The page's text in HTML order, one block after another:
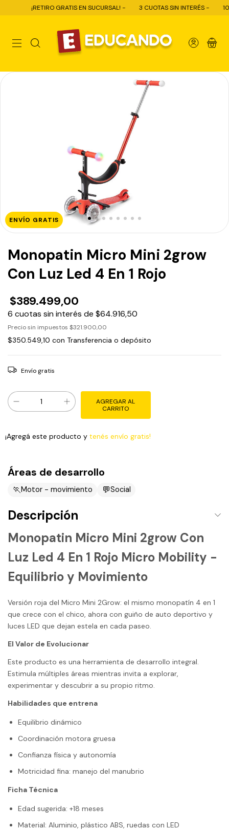
¡RETIRO GRATIS EN SUCURSAL! - 3 CUOTAS SIN INTERÉS - 10%
0
ENVÍO GRATIS
Monopatin Micro Mini 2grow
Con Luz Led 4 En 1 Rojo
$389.499,00
6 cuotas sin interés de $64.916,50
Precio sin impuestos $321.900,00
$350.549,10 con Transferencia o depósito
Envío gratis
¡Agregá este producto y tenés envío gratis!
Áreas de desarrollo
🏃Motor - movimiento 💬Social
Descripción
Monopatin Micro Mini 2grow Con
Luz Led 4 En 1 Rojo Micro Mobility -
Equilibrio y Movimiento
Versión roja del Micro Mini 2Grow: el mismo monopatín 4 en 1
que crece con el chico, ahora con guiño de auto deportivo y
luces LED que dejan estela en cada paseo.
El Valor de Evolucionar
Este producto es una herramienta de desarrollo integral.
Estimula múltiples áreas mientras invita a explorar,
experimentar y descubrir a su propio ritmo.
Habilidades que entrena
Equilibrio dinámico
Coordinación motora gruesa
Confianza física y autonomía
Motricidad fina: manejo del manubrio
Ficha Técnica
Edad sugerida: +18 meses
Material: Aluminio, plástico ABS, ruedas con LED